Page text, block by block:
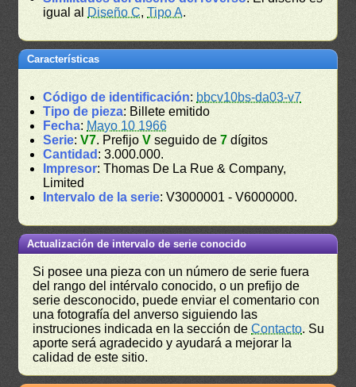
igual al Diseño C,Tipo A.
Características
Código de identificación: bbcv10bs-da03-v7
Tipo de pieza: Billete emitido
Fecha: Mayo 10 1966
Serie:V7. PrefijoV seguido de7 dígitos
Cantidad : 3.000.000.
Impresor: Thomas De La Rue & Company,
Limited
Intervalo de la serie: V3000001 - V6000000.
Actualización de intervalo de serie conocido
Si posee una pieza con un número de serie fuera
del rango del intérvalo conocido, o un prefijo de
serie desconocido, puede enviar el comentario con
una fotografía del anverso siguiendo las
instruciones indicada en la sección deContacto. Su
aporte será agradecido y ayudará a mejorar la
calidad de este sitio.